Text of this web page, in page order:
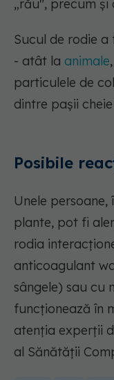
„rău", precum
Sucul de rodie a
- atât la animale
particulele de
dintre pașii
Posibile
Unele
plante, pot fi
rodia
anticoagulant
sângele) sau cu
funcționează în
atenția experții
al Sănătății